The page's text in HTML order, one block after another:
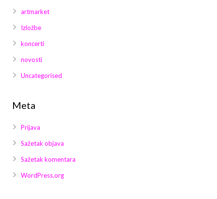
artmarket
Izložbe
koncerti
novosti
Uncategorised
Meta
Prijava
Sažetak objava
Sažetak komentara
WordPress.org